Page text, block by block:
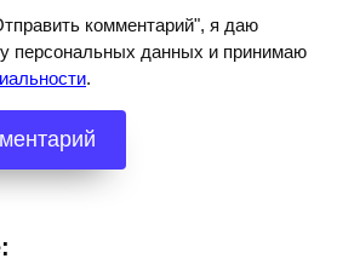
комментарий", я даю
персональных данных и принимаю
.